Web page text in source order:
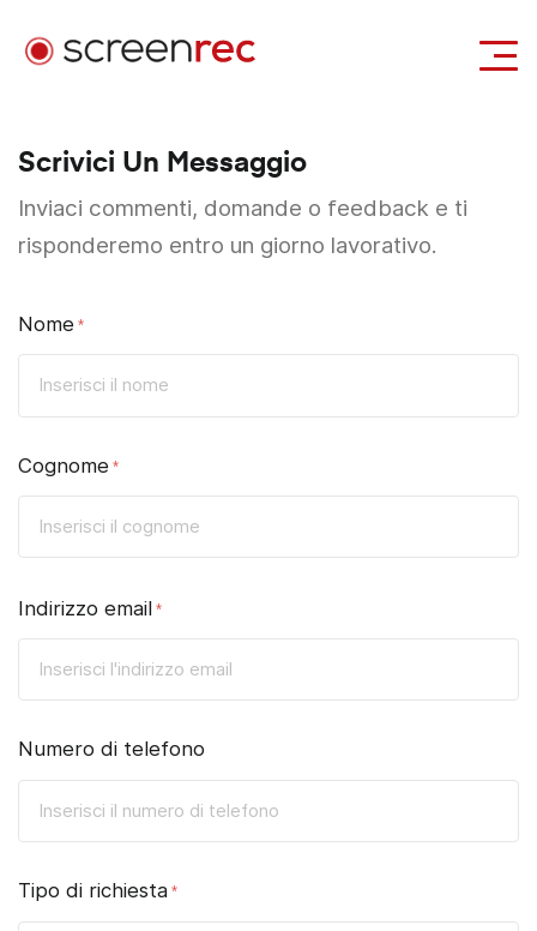
Scrivici Un Messaggio
Inviaci commenti, domande o feedback e ti
risponderemo entro un giorno lavorativo.
Nome
Cognome
Indirizzo email
Numero di telefono
Tipo di richiesta